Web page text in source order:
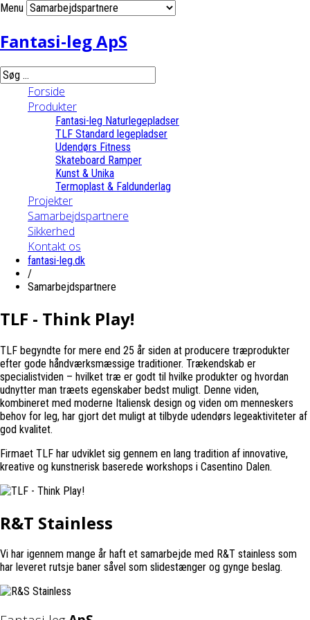
Menu
Fantasi-leg ApS
Forside
Produkter
Fantasi-leg Naturlegepladser
TLF Standard legepladser
Udendørs Fitness
Skateboard Ramper
Kunst & Unika
Termoplast & Faldunderlag
Projekter
Samarbejdspartnere
Sikkerhed
Kontakt os
fantasi-leg.dk
/
Samarbejdspartnere
TLF - Think Play!
TLF begyndte for mere end 25 år siden at producere træprodukter
efter gode håndværksmæssige traditioner. Trækendskab er
specialistviden – hvilket træ er godt til hvilke produkter og hvordan
udnytter man træets egenskaber bedst muligt. Denne viden,
kombineret med moderne Italiensk design og viden om menneskers
behov for leg, har gjort det muligt at tilbyde udendørs legeaktiviteter af
god kvalitet.
Firmaet TLF har udviklet sig gennem en lang tradition af innovative,
kreative og kunstnerisk baserede workshops i Casentino Dalen.
R&T Stainless
Vi har igennem mange år haft et samarbejde med R&T stainless som
har leveret rutsje baner såvel som slidestænger og gynge beslag.